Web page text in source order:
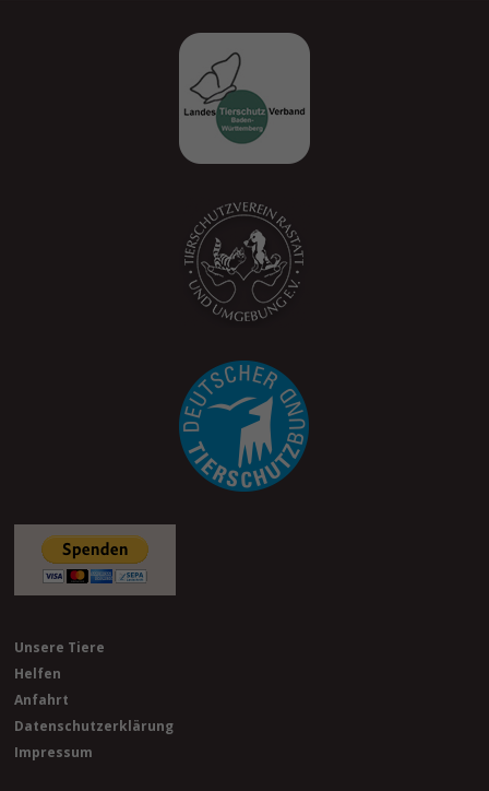
Unsere Tiere
Helfen
Anfahrt
Datenschutzerklärung
Impressum